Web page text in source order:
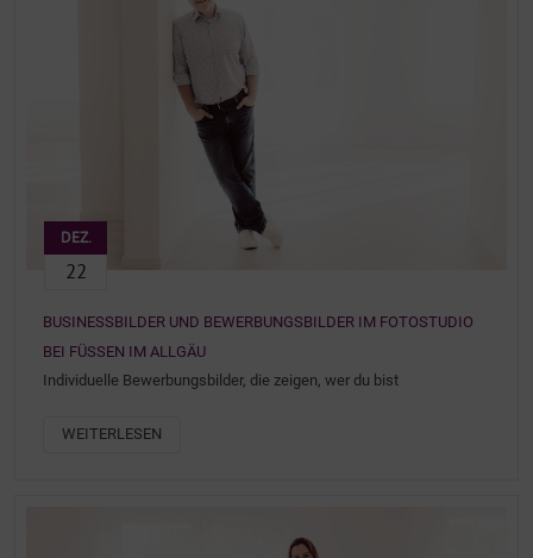
DEZ.
22
BUSINESSBILDER UND BEWERBUNGSBILDER IM FOTOSTUDIO
BEI FÜSSEN IM ALLGÄU
Individuelle Bewerbungsbilder, die zeigen, wer du bist
WEITERLESEN